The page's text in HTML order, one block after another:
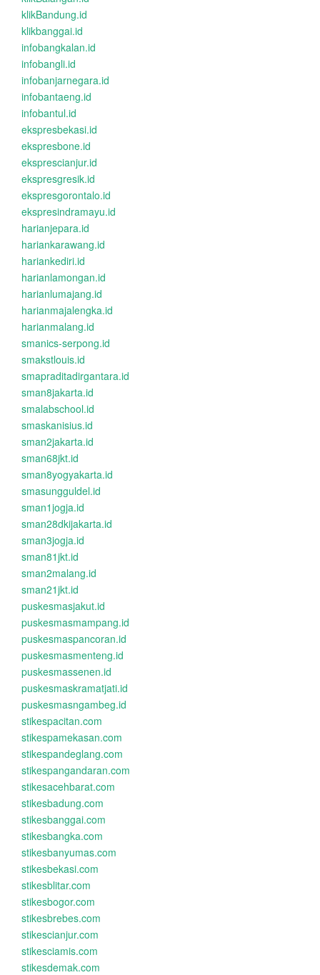
klikBandung.id
klikbanggai.id
infobangkalan.id
infobangli.id
infobanjarnegara.id
infobantaeng.id
infobantul.id
ekspresbekasi.id
ekspresbone.id
eksprescianjur.id
ekspresgresik.id
ekspresgorontalo.id
ekspresindramayu.id
harianjepara.id
hariankarawang.id
hariankediri.id
harianlamongan.id
harianlumajang.id
harianmajalengka.id
harianmalang.id
smanics-serpong.id
smakstlouis.id
smapraditadirgantara.id
sman8jakarta.id
smalabschool.id
smaskanisius.id
sman2jakarta.id
sman68jkt.id
sman8yogyakarta.id
smasungguldel.id
sman1jogja.id
sman28dkijakarta.id
sman3jogja.id
sman81jkt.id
sman2malang.id
sman21jkt.id
puskesmasjakut.id
puskesmasmampang.id
puskesmaspancoran.id
puskesmasmenteng.id
puskesmassenen.id
puskesmaskramatjati.id
puskesmasngambeg.id
stikespacitan.com
stikespamekasan.com
stikespandeglang.com
stikespangandaran.com
stikesacehbarat.com
stikesbadung.com
stikesbanggai.com
stikesbangka.com
stikesbanyumas.com
stikesbekasi.com
stikesblitar.com
stikesbogor.com
stikesbrebes.com
stikescianjur.com
stikesciamis.com
stikesdemak.com